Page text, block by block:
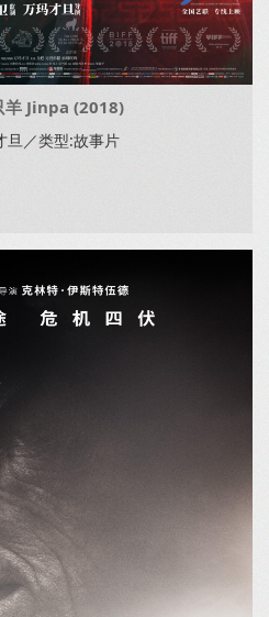
羊 Jinpa (2018)
旦／类型:故事片